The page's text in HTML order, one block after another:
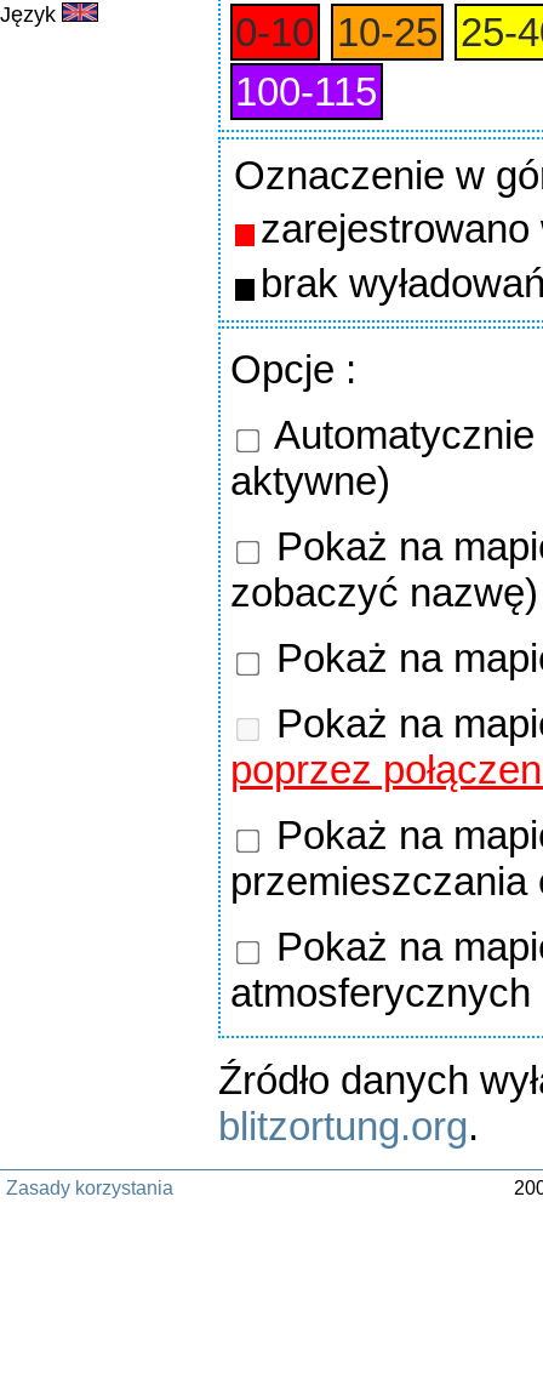
Język
0‑10 10‑25
100‑115
Oznaczenie w
zarejestrowano
brak
Opcje :
aktywne)
Pokaż na
zobaczyć nazwę)
Pokaż na
Pokaż na
poprzez
Pokaż na
Pokaż na
atmosferycznych
Źródło danych
blitzortung.org.
Zasady korzystania